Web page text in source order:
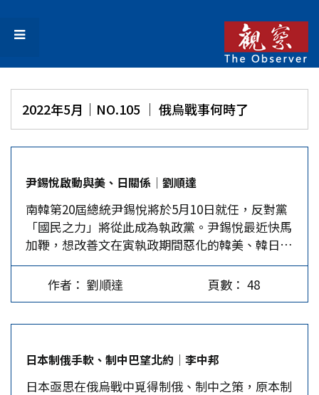
2022年5月｜NO.105 │ 俄烏戰事何時了
尹錫悅啟動與美、日關係│劉順達
南韓第20屆總統尹錫悅將於5月10日就任，反對黨
「國民之力」將從此成為執政黨。尹錫悅最近快馬
加鞭，想改善文在寅執政期間惡化的韓美、韓日關
係。由此可窺見今後東北亞局勢的可能變化。 尹
錫悅於4月2日至7日派遣「韓美政策協商代表團」
訪問華盛頓之後，又於4月23日至28日派出「韓日
常」外交。 堂堂的外交 牢牢的安保 尹錫悅提出的
施政目標第8條是「堂堂的外交…
作者： 劉順達 頁數： 48
日本制俄手軟、制中巴望北約│李中邦
日本亟思在俄烏戰中覓得制俄、制中之策，原本制